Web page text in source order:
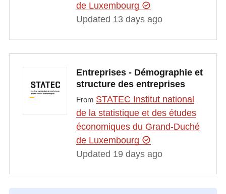
de Luxembourg
Updated 13 days ago
Entreprises - Démographie et
structure des entreprises
From STATEC Institut national
de la statistique et des études
économiques du Grand-Duché
de Luxembourg
Updated 19 days ago